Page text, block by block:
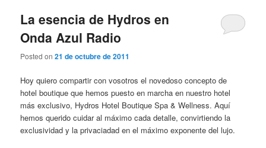
La esencia de Hydros en
Onda Azul Radio
Posted on21 de octubre de 2011
Hoy quiero compartir con vosotros el novedoso concepto de
hotel boutique que hemos puesto en marcha en nuestro hotel
más exclusivo, Hydros Hotel Boutique Spa & Wellness. Aquí
hemos querido cuidar al máximo cada detalle, convirtiendo la
exclusividad y la privaciadad en el máximo exponente del lujo.